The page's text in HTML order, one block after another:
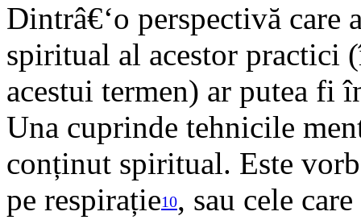
Dintrâ€‘o perspectivă care
spiritual al acestor practici
acestui termen) ar putea fi
Una cuprinde tehnicile
conținut spiritual. Este
pe respirație10, sau cele